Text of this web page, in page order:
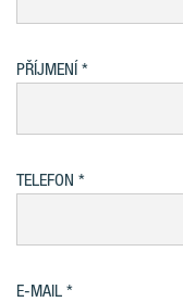
PŘÍJMENÍ
TELEFON
E-MAIL